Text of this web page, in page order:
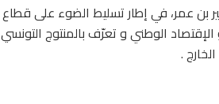
بن عمر، في إطار تسليط الضوء على قطاع
الوطني و تعرّف بالمنتوج التونسي
.